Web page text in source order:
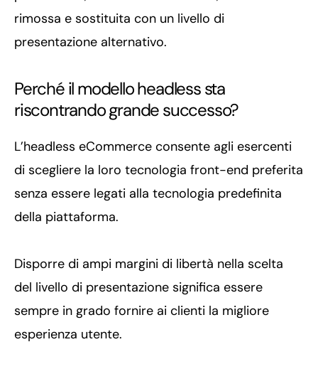
rimossa e sostituita con un livello di
presentazione alternativo.
Perché il modello headless sta
riscontrando grande successo?
L’headless eCommerce consente agli esercenti
di scegliere la loro tecnologia front-end preferita
senza essere legati alla tecnologia predefinita
della piattaforma.
Disporre di ampi margini di libertà nella scelta
del livello di presentazione significa essere
sempre in grado fornire ai clienti la migliore
esperienza utente.